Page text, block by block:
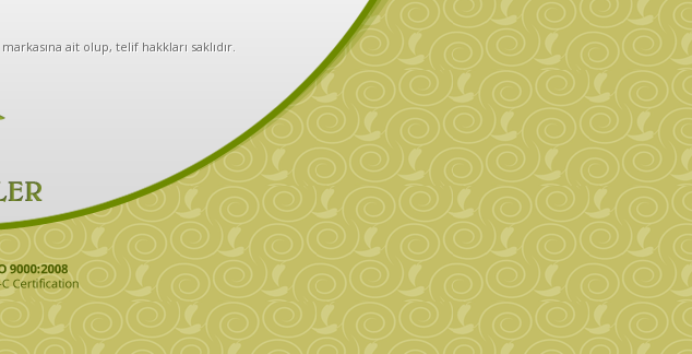
markasına ait olup, telif hakkları saklıdır.